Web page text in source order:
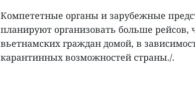
Компететные органы и зарубежные
планируют организовать больше рейсов,
вьетнамских граждан домой, в
карантинных возможностей страны./.